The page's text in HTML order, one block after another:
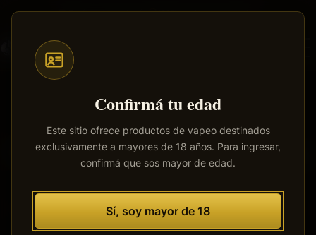
Confirmá tu edad
Este sitio ofrece productos de vapeo destinados
exclusivamente a mayores de 18 años. Para ingresar,
confirmá que sos mayor de edad.
Sí, soy mayor de 18
Saltar
contenido
principal
Envíos a todo el país· 100% productos originales
Tenemos grandes proyectos
Se está cocinando algo grande. Nuestra tienda está en
obras y pronto abrirá sus puertas.